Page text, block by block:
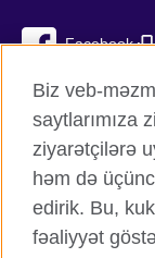
Facebook
Twitter
British Council
Biz veb-
saytlarımıza
ziyarətçilərə
həm də
edirik. Bu,
fəaliyyət